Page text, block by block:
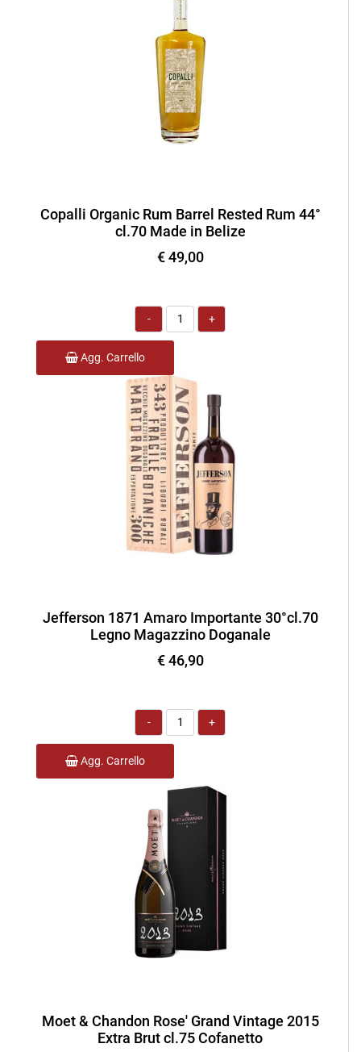
Copalli Organic Rum Barrel Rested Rum 44°
cl.70 Made in Belize
€ 49,00
Quantità
Agg. Carrello
Jefferson 1871 Amaro Importante 30°cl.70
Legno Magazzino Doganale
€ 46,90
Quantità
Agg. Carrello
Moet & Chandon Rose' Grand Vintage 2015
Extra Brut cl.75 Cofanetto